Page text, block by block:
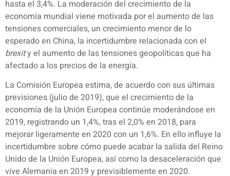
hasta el 3,4%. La moderación del crecimiento de la
economía mundial viene motivada por el aumento de las
tensiones comerciales, un crecimiento menor de lo
esperado en China, la incertidumbre relacionada con el
brexity el aumento de las tensiones geopolíticas que ha
afectado a los precios de la energía.
La Comisión Europea estima, de acuerdo con sus últimas
previsiones (julio de 2019), que el crecimiento de la
economía de la Unión Europea continúe moderándose en
2019, registrando un 1,4%, tras el 2,0% en 2018, para
mejorar ligeramente en 2020 con un 1,6%. En ello influye la
incertidumbre sobre cómo puede acabar la salida del Reino
Unido de la Unión Europea, así como la desaceleración que
vive Alemania en 2019 y previsiblemente en 2020.